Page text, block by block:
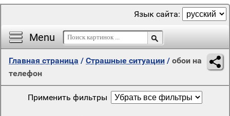
Menu
Язык сайта:
Главная страница / Страшные ситуации / обои на
телефон
Применить фильтры